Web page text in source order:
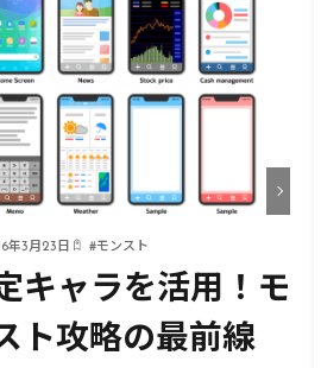
2026年3月23日 #
モンスト攻略に役立
つ！おすすめパーテ